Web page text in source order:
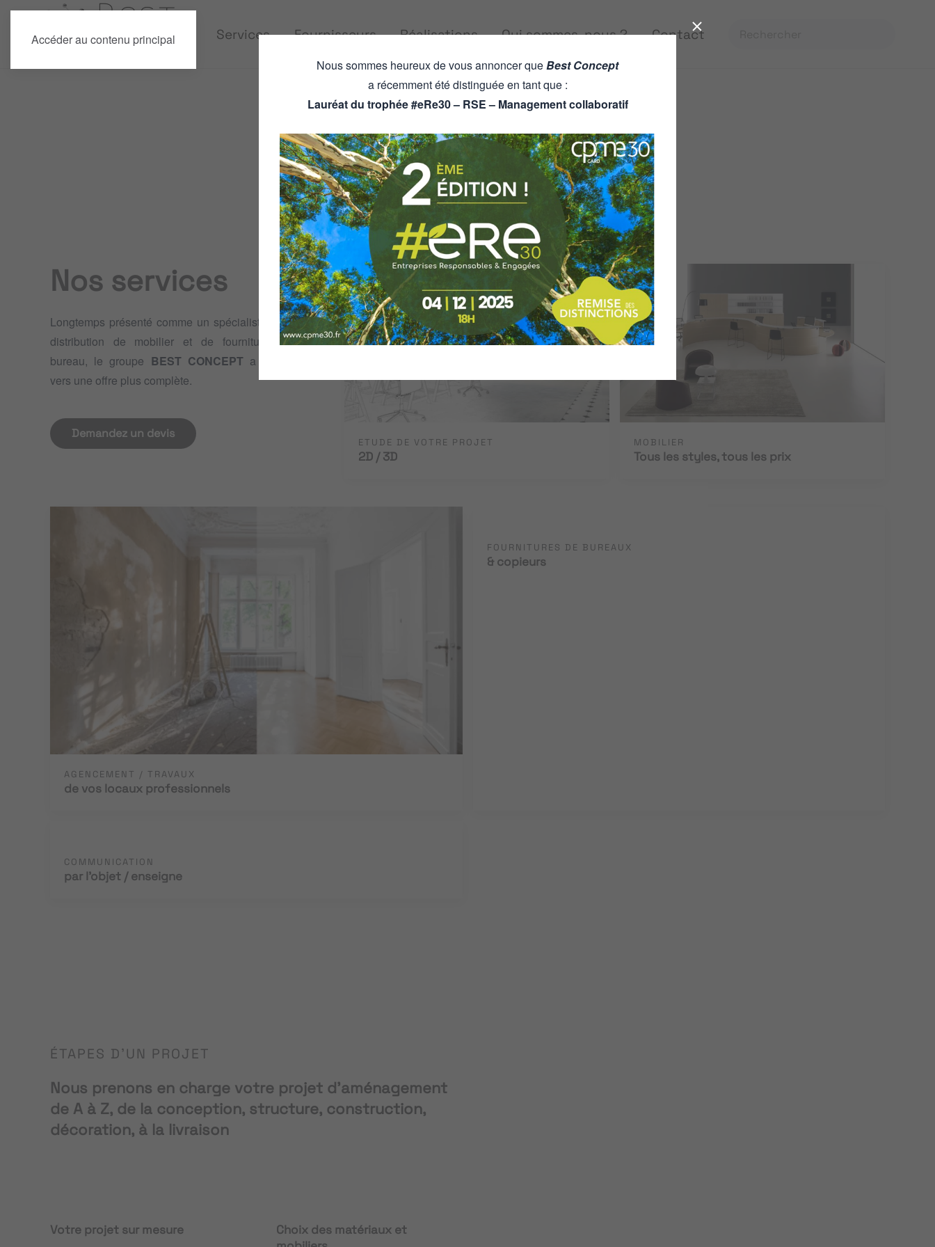
Accéder au contenu principal Services Fournisseurs Réalisations Qui sommes-nous ? Contact
Nos services
Longtemps présenté comme un spécialiste de la
distribution de mobilier et de fournitures de
bureau, le groupe BEST CONCEPTa évolué
vers une offre plus complète.
Demandez un devis
ETUDE DE VOTRE PROJET
2D / 3D
MOBILIER
Tous les styles, tous les prix
AGENCEMENT / TRAVAUX
de vos locaux professionnels
FOURNITURES DE BUREAUX
& copieurs
COMMUNICATION
par l'objet / enseigne
ÉTAPES D'UN PROJET
Nous prenons en charge votre projet d'aménagement
de A à Z, de la conception, structure, construction,
décoration, à la livraison
Votre projet sur mesure
Choix des matériaux et
Nous sommes heureux de vous annoncer queBest Concept
a récemment été distinguée en tant que :
Lauréat du trophée #eRe30 – RSE – Management collaboratif